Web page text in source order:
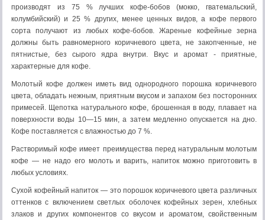
производят из 75 % лучших кофе-бобов (мокко, гватемальский,
колумбийский) и 25 % других, менее ценных видов, а кофе первого
сорта получают из любых кофе-бобов. Жареные кофейные зерна
должны быть равномерного коричневого цвета, не закопченные, не
пятнистые, без сырого ядра внутри. Вкус и аромат - приятные,
характерные для кофе.
Молотый кофе должен иметь вид однородного порошка коричневого
цвета, обладать нежным, приятным вкусом и запахом без посторонних
примесей. Щепотка натурального кофе, брошенная в воду, плавает на
поверхности воды 10—15 мин, а затем медленно опускается на дно.
Кофе поставляется с влажностью до 7 %.
Растворимый кофе имеет преимущества перед натуральным молотым
кофе — не надо его молоть и варить, напиток можно приготовить в
любых условиях.
Сухой кофейный напиток — это порошок коричневого цвета различных
оттенков с включением светлых оболочек кофейных зерен, хлебных
злаков и других компонентов со вкусом и ароматом, свойственным